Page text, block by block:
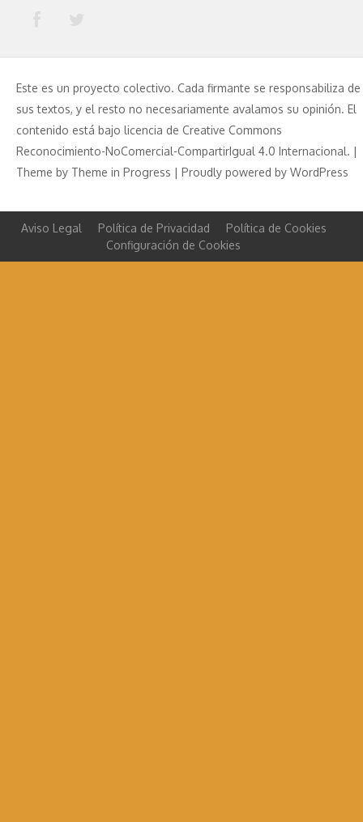
Este es un proyecto colectivo. Cada firmante se responsabiliza de
sus textos, y el resto no necesariamente avalamos su opinión. El
contenido está bajo licencia de Creative Commons
Reconocimiento-NoComercial-CompartirIgual 4.0 Internacional. |
Theme by Theme in Progress | Proudly powered by WordPress
Aviso Legal Política de Privacidad
Política de Cookies
Configuración de Cookies